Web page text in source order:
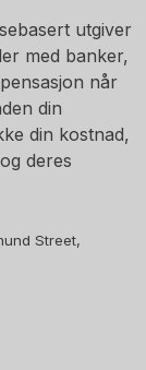
utgiver
med banker,
når
din
din kostnad,
deres
Street,